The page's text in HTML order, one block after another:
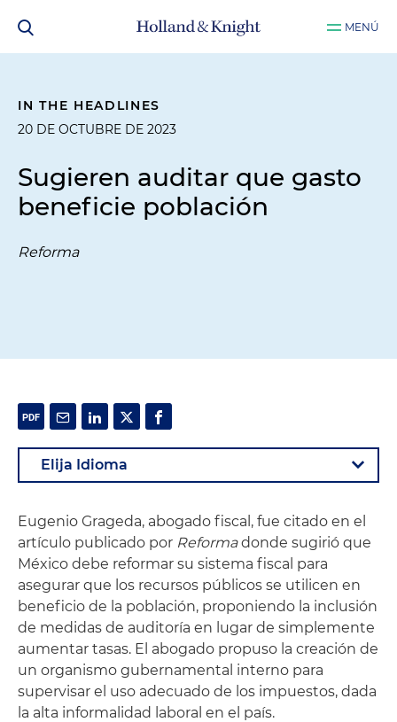
MENÚ
IN THE HEADLINES
20 DE OCTUBRE DE 2023
Sugieren auditar que gasto
beneficie población
Reforma
Eugenio Grageda, abogado fiscal, fue citado en el
artículo publicado por Reformadonde sugirió que
México debe reformar su sistema fiscal para
asegurar que los recursos públicos se utilicen en
beneficio de la población, proponiendo la inclusión
de medidas de auditoría en lugar de simplemente
aumentar tasas. El abogado propuso la creación de
un organismo gubernamental interno para
supervisar el uso adecuado de los impuestos, dada
la alta informalidad laboral en el país.